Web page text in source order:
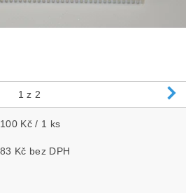
1 z 2
100 Kč / 1 ks
83 Kč bez DPH